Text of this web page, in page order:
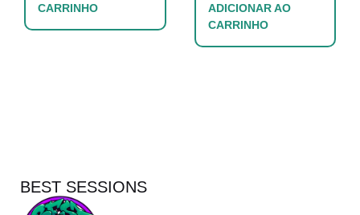
CARRINHO
ADICIONAR AO
CARRINHO
BEST SESSIONS